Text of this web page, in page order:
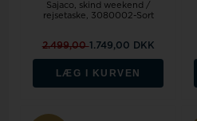
Sajaco, skind weekend /
rejsetaske, 3080002-Sort
2.499,001.749,00 DKK
LÆG I KURVEN